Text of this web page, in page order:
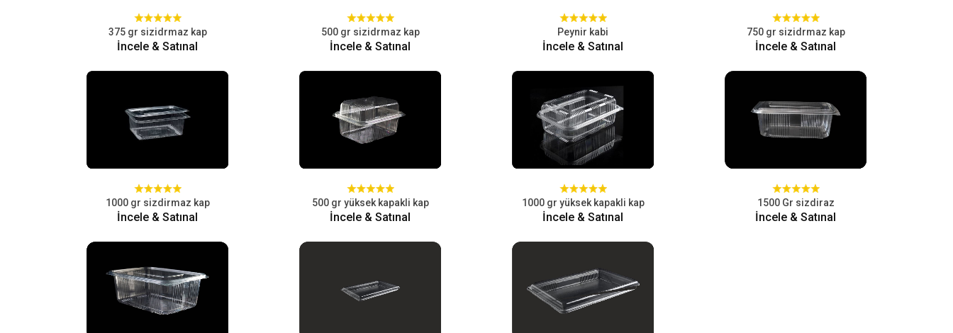
375 gr sizidrmaz kap
İncele & Satınal
500 gr sizidrmaz kap
İncele & Satınal
Peynir kabi
İncele & Satınal
750 gr sizidrmaz kap
İncele & Satınal
1000 gr sizdirmaz kap
İncele & Satınal
500 gr yüksek kapakli kap
İncele & Satınal
1000 gr yüksek kapakli kap
İncele & Satınal
1500 Gr sizdiraz
İncele & Satınal